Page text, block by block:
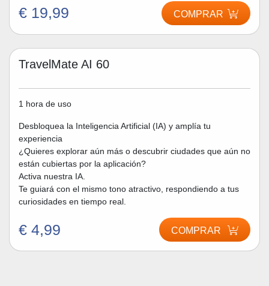
€ 19,99 COMPRAR
TravelMate AI 60
1 hora de uso
Desbloquea la Inteligencia Artificial (IA) y amplía tu
experiencia
¿Quieres explorar aún más o descubrir ciudades que aún no
están cubiertas por la aplicación?
Activa nuestra IA.
Te guiará con el mismo tono atractivo, respondiendo a tus
curiosidades en tiempo real.
€ 4,99 COMPRAR